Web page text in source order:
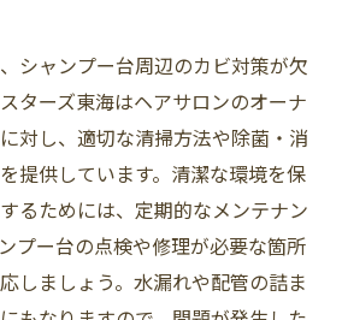
シャンプー台周辺のカビ対策が欠
ターズ東海はヘアサロンのオーナ
対し、適切な清掃方法や除菌・消
提供しています。清潔な環境を保
るためには、定期的なメンテナン
プー台の点検や修理が必要な箇所
しましょう。水漏れや配管の詰ま